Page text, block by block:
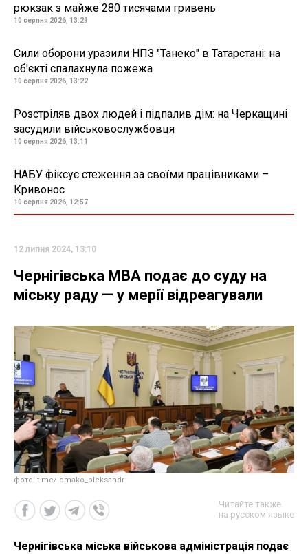
рюкзак з майже 280 тисячами гривень
10 серпня 2026, 13:29
Сили оборони уразили НПЗ "Танеко" в Татарстані: на
об'єкті спалахнула пожежа
10 серпня 2026, 13:22
Розстріляв двох людей і підпалив дім: на Черкащині
засудили військовослужбовця
10 серпня 2026, 13:11
НАБУ фіксує стеження за своїми працівниками –
Кривонос
10 серпня 2026, 12:57
12 липня 2024, 13:10
Чернігівська МВА подає до суду на
міську раду — у мерії відреагували
фото: t.me/lomako_oleksandr
Читайте также
на русском языке
Чернігівська міська військова адміністрація подає